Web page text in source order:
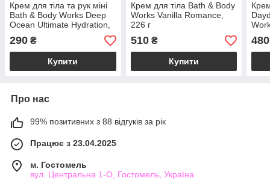
Крем для тіла та рук міні
Bath & Body Works Deep
Ocean Ultimate Hydration,
70 г
290 ₴
Купити
Крем для тіла Bath & Body
Works Vanilla Romance,
226 г
510₴
Купити
480
Про нас
99% позитивних з 88 відгуків за рік
Працює з 23.04.2025
м. Гостомель
вул. Центральна 1-О, Гостомель, Україна